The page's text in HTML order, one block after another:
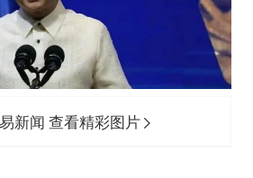
新闻 查看精彩图片